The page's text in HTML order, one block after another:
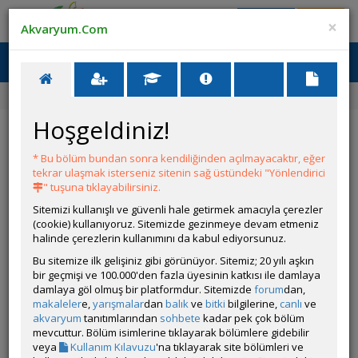
Ana Menü
Discus Suni yollarla discus yavrusu büyütme
Suni yollarla discus yavrusu büyütme
YANIT YAZ
Ali Osman Felek
Çevrim Dışı
Gönderim Zamanı:08 Haziran 2009 19:33
Yem hazırlanışı:
Gerekli malzemeler: Yumurta,Toz spirulina,jelatin(gıda jelatini)
Yem hazırlarken oranımız bir adet çiğ yumurta sarısı ,bir adet
pişmiş yumurta sarısı birbirine ufak bir saklama kabı içerisende
×
Akvaryum.Com
Hoşgeldiniz!
* Bu bölüm bundan sonra kendiliğinden açılmayacaktır, eğer
tekrar ulaşmak isterseniz sitenin sağ üstündeki "Yönlendirici
" tuşuna tıklayabilirsiniz.
Sitemizi kullanışlı ve güvenli hale getirmek amacıyla çerezler
(cookie) kullanıyoruz. Sitemizde gezinmeye devam etmeniz
halinde çerezlerin kullanımını da kabul ediyorsunuz.
Bu sitemize ilk gelişiniz gibi görünüyor. Sitemiz; 20 yılı aşkın
bir geçmişi ve 100.000'den fazla üyesinin katkısı ile damlaya
damlaya göl olmuş bir platformdur. Sitemizde forumdan,
makalelere,yarışmalardan balıkve bitki bilgilerine, canlı ve
akvaryum tanıtımlarından sohbete kadar pek çok bölüm
mevcuttur. Bölüm isimlerine tıklayarak bölümlere gidebilir
veya
Kullanım Kılavuzu'na tıklayarak site bölümleri ve